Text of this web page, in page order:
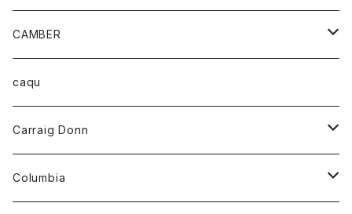
カードホルダー
カーディガン
ボトム
オーバーオール
ショートパンツ
レディース
オーバーオール
カーディガン
グッズ
靴
CAMBER
トップス
ハーフスリーブTシャツ
caqu
Carraig Donn
ニット
Columbia